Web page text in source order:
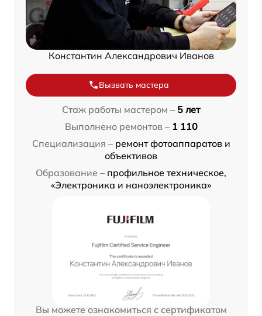
Константин Александрович Иванов
Вызвать мастера
Стаж работы мастером – 5 лет
Выполнено ремонтов – 1 110
Специализация – ремонт фотоаппаратов и
объективов
Образование – профильное техническое,
«Электроника и наноэлектроника»
Вы можете ознакомиться с сертификатом